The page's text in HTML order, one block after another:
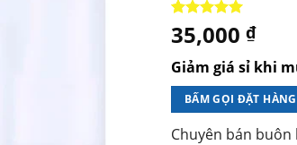
5.00 trên 5
dựa trên
1
35,000 ₫
Giảm giá sỉ khi
BẤM GỌI ĐẶT HÀNG
Chuyên bán